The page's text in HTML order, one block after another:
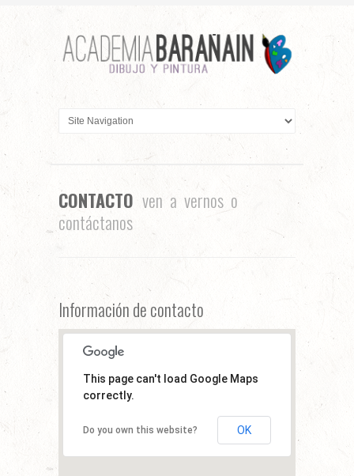
CONTACTO ven a vernos o
contáctanos
Información de contacto
This page can't load Google Maps
correctly.
Do you own this website? OK